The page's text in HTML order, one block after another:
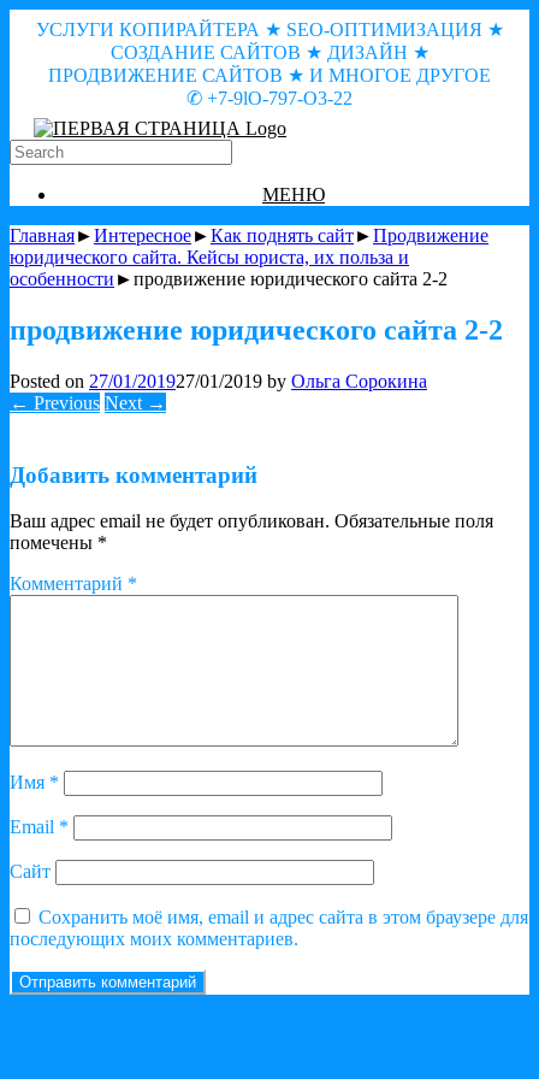
УСЛУГИ КОПИРАЙТЕРА ★ SEO-ОПТИМИЗАЦИЯ ★
СОЗДАНИЕ САЙТОВ ★ ДИЗАЙН ★
ПРОДВИЖЕНИЕ САЙТОВ ★ И МНОГОЕ ДРУГОЕ
✆ +7-9lO-797-O3-22
МЕНЮ
Главная►Интересное►Как поднять сайт►Продвижение
юридического сайта. Кейсы юриста, их польза и
особенности ►продвижение юридического сайта 2-2
продвижение юридического сайта 2-2
Posted on 27/01/201927/01/2019 by Ольга Сорокина
← Previous Next →
Добавить комментарий
Ваш адрес email не будет опубликован. Обязательные поля
помечены *
Комментарий *
Имя *
Email *
Сайт
Сохранить моё имя, email и адрес сайта в этом браузере для
последующих моих комментариев.